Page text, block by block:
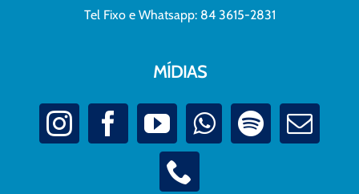
Tel Fixo e Whatsapp: 84 3615-2831
MÍDIAS